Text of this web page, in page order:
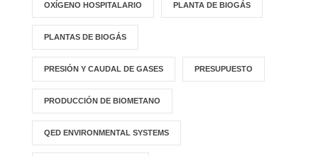
OXÍGENO HOSPITALARIO PLANTA DE BIOGÁS
PLANTAS DE BIOGÁS
PRESIÓN Y CAUDAL DE GASES PRESUPUESTO
PRODUCCIÓN DE BIOMETANO
QED ENVIRONMENTAL SYSTEMS